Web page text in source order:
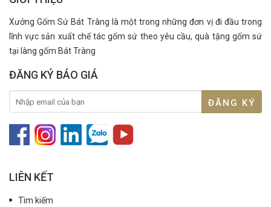
Xưởng Gốm Sứ Bát Tràng là một trong những đơn vị đi đầu trong
lĩnh vực sản xuất chế tác gốm sứ theo yêu cầu, quà tặng gốm sứ
tại làng gốm Bát Tràng
ĐĂNG KÝ BÁO GIÁ
LIÊN KẾT
Tìm kiếm